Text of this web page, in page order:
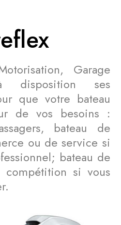
Garage
ses
que votre bateau
de vos besoins :
bateau de
ou de service si
bateau de
compétition si vous